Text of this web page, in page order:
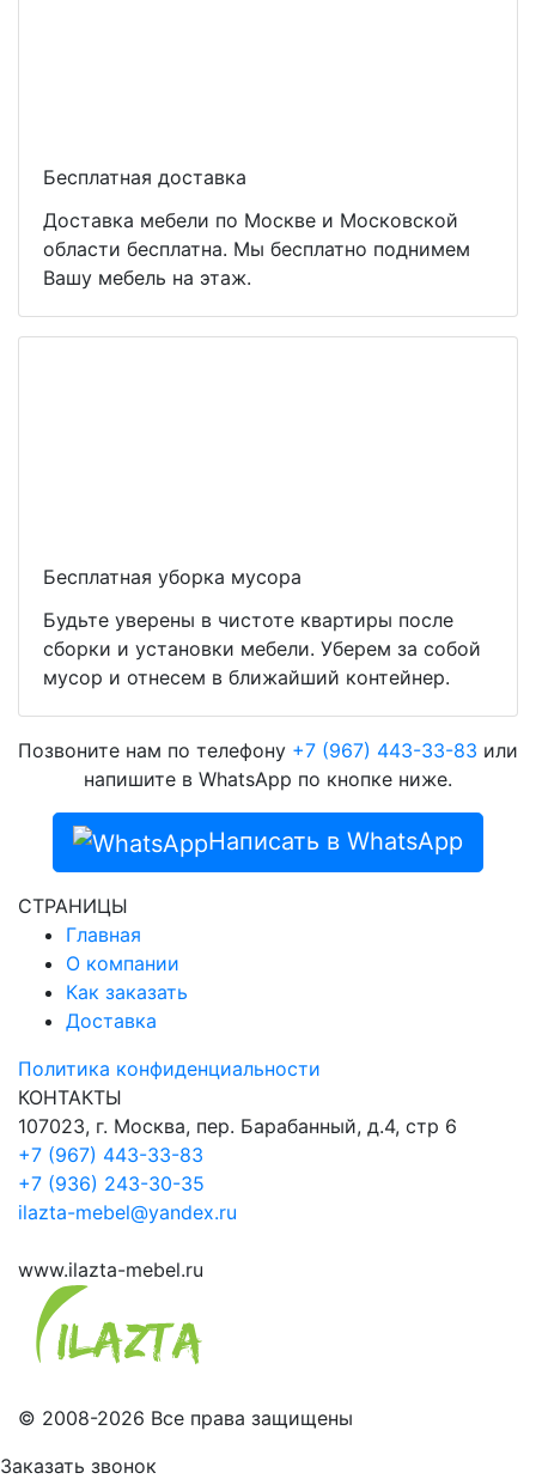
Бесплатная доставка
Доставка мебели по Москве и Московской
области бесплатна. Мы бесплатно поднимем
Вашу мебель на этаж.
Бесплатная уборка мусора
Будьте уверены в чистоте квартиры после
сборки и установки мебели. Уберем за собой
мусор и отнесем в ближайший контейнер.
Позвоните нам по телефону +7 (967) 443-33-83 или
напишите в WhatsApp по кнопке ниже.
Написать в WhatsApp
СТРАНИЦЫ
Главная
О компании
Как заказать
Доставка
Политика конфиденциальности
КОНТАКТЫ
107023, г. Москва, пер. Барабанный, д.4, стр 6
+7 (967) 443-33-83
+7 (936) 243-30-35
ilazta-mebel@yandex.ru
www.ilazta-mebel.ru
© 2008-2026 Все права защищены
Заказать звонок